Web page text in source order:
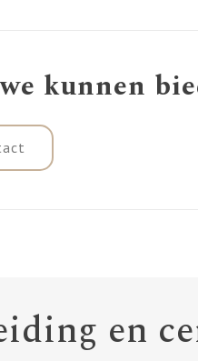
kunnen
en